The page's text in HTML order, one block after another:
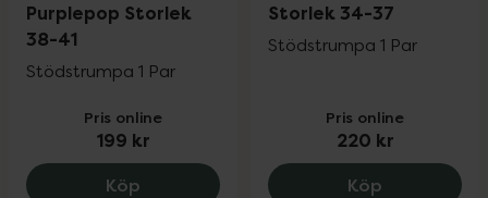
Purplepop Storlek
38-41
Stödstrumpa 1 Par
Pris online
199 kr
Köp Savvyday´s Purplepop Storlek 38-41,
Storlek 34-37
Stödstrumpa 1 Par
Pris online
220 kr
Köp